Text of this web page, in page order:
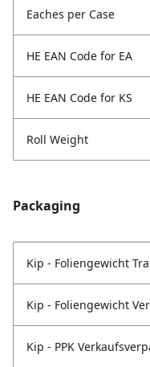
Eaches per Case
HE EAN Code for EA
HE EAN Code for KS
Roll Weight
Packaging
Kip - Foliengewicht
Kip - Foliengewicht
Kip - PPK